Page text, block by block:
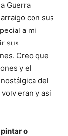
Guerra
con sus
a mi
sus
Creo que
y el
del
y así
o